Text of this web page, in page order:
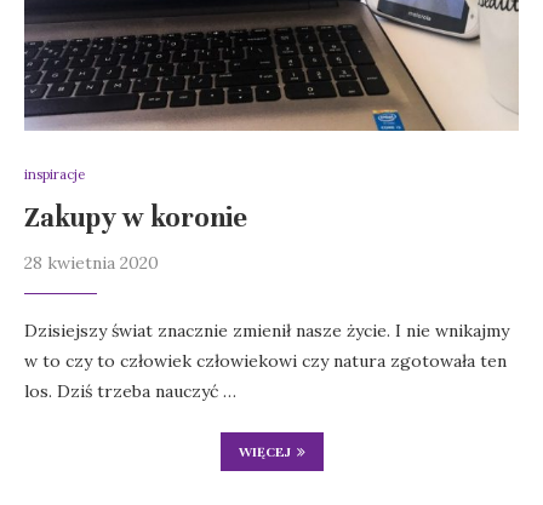
inspiracje
Zakupy w koronie
28 kwietnia 2020
Dzisiejszy świat znacznie zmienił nasze życie. I nie wnikajmy
w to czy to człowiek człowiekowi czy natura zgotowała ten
los. Dziś trzeba nauczyć …
WIĘCEJ